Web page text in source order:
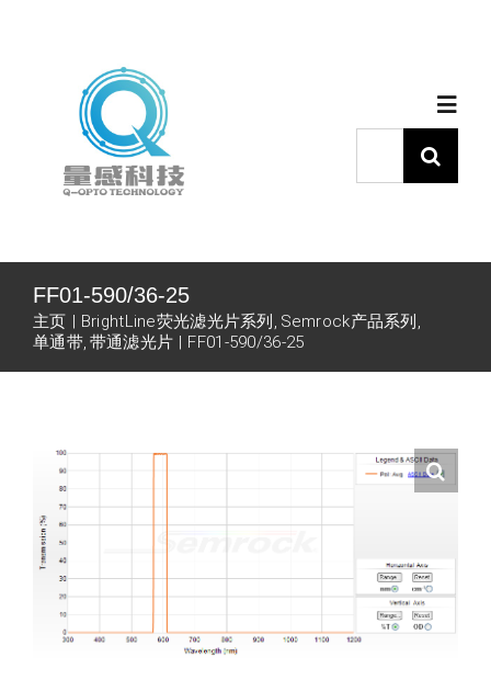
产品中心
代理品牌
下载中心
新闻和活动
关于量感
索：
FF01-590/36-25
主页 BrightLine荧光滤光片系列
Semrock产品系列
单通带 带通滤光片 FF01-590/36-25